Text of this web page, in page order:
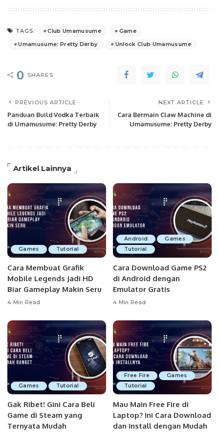
TAGS: Club Umamusume
Game
Umamusume: Pretty Derby
Unlock Club Umamusume
0 SHARES
PREVIOUS ARTICLE
Panduan Build Vodka Terbaik
di Umamusume: Pretty Derby
NEXT ARTICLE
Cara Bermain Claw Machine di
Umamusume: Pretty Derby
Artikel Lainnya
Games Tutorial
Cara Membuat Grafik
Mobile Legends Jadi HD
Biar Gameplay Makin Seru
4 Min Read
Android
Games
Tutorial
Cara Download Game PS2
di Android dengan
Emulator Gratis
4 Min Read
Games Tutorial
Gak Ribet! Gini Cara Beli
Game di Steam yang
Ternyata Mudah
Free Fire
Games
Tutorial
Mau Main Free Fire di
Laptop? Ini Cara Download
dan Install dengan Mudah